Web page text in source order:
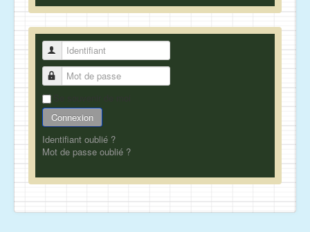
Identifiant
Mot de passe
Connexion
Identifiant oublié ?
Mot de passe oublié ?